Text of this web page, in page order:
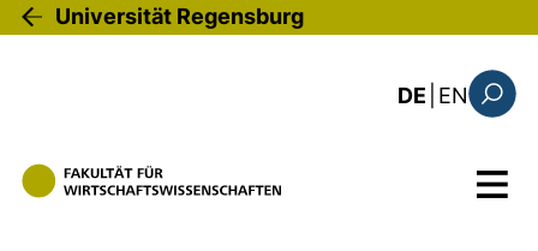
Direkt zum Inhalt
Universität Regensburg
DE EN: this
Menü